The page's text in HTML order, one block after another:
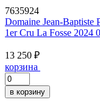
7635924
Domaine Jean-Baptiste
1er Cru La Fosse 2024
13 250 ₽
корзина
в корзину